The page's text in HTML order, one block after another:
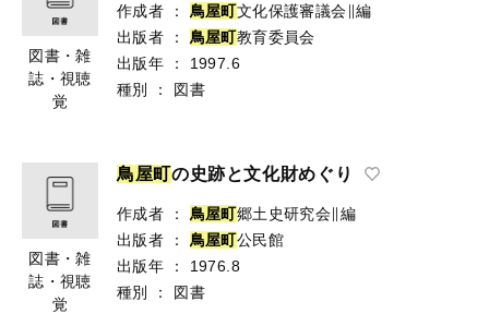
図書・雑
誌・視聴
覚
作成者 ： 鳥屋町文化保護審議会∥編
出版者
： 鳥屋町教育委員会
出版年
：
1997.6
種別
： 図書
図書・雑
誌・視聴
覚
鳥屋町の史跡と文化財めぐり
作成者 ： 鳥屋町郷土史研究会∥編
出版者
： 鳥屋町公民館
出版年
：
1976.8
種別
： 図書